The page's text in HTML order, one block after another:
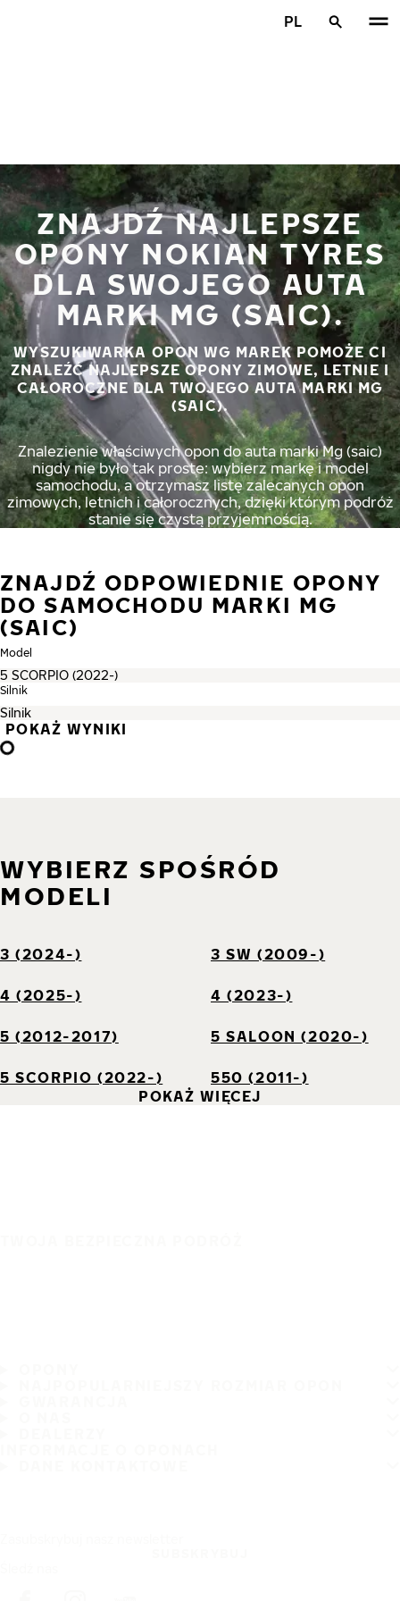
PL
ZNAJDŹ NAJLEPSZE
OPONY NOKIAN TYRES
DLA SWOJEGO AUTA
MARKI MG (SAIC).
WYSZUKIWARKA OPON WG MAREK POMOŻE CI
ZNALEŹĆ NAJLEPSZE OPONY ZIMOWE, LETNIE I
CAŁOROCZNE DLA TWOJEGO AUTA MARKI MG
(SAIC).
Znalezienie właściwych opon do auta marki Mg (saic)
nigdy nie było tak proste: wybierz markę i model
samochodu, a otrzymasz listę zalecanych opon
zimowych, letnich i całorocznych, dzięki którym podróż
stanie się czystą przyjemnością.
ZNAJDŹ ODPOWIEDNIE OPONY
DO SAMOCHODU MARKI MG
(SAIC)
Model
Silnik
POKAŻ WYNIKI
WYBIERZ SPOŚRÓD
MODELI
3 (2024-) 3 SW (2009-)
4 (2025-) 4 (2023-)
5 (2012-2017) 5 SALOON (2020-)
5 SCORPIO (2022-)
550 (2011-)
POKAŻ WIĘCEJ